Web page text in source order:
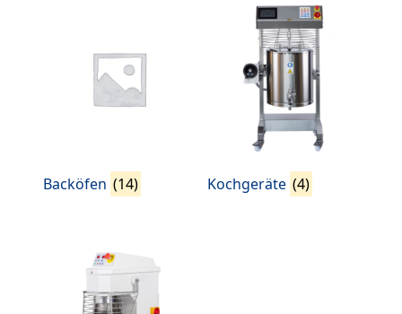
Backöfen (14) Kochgeräte (4)